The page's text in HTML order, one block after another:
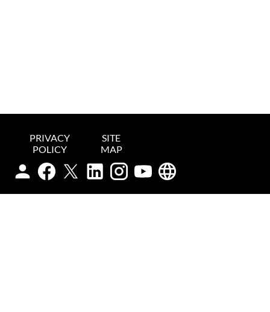
PRIVACY
POLICY
SITE
MAP